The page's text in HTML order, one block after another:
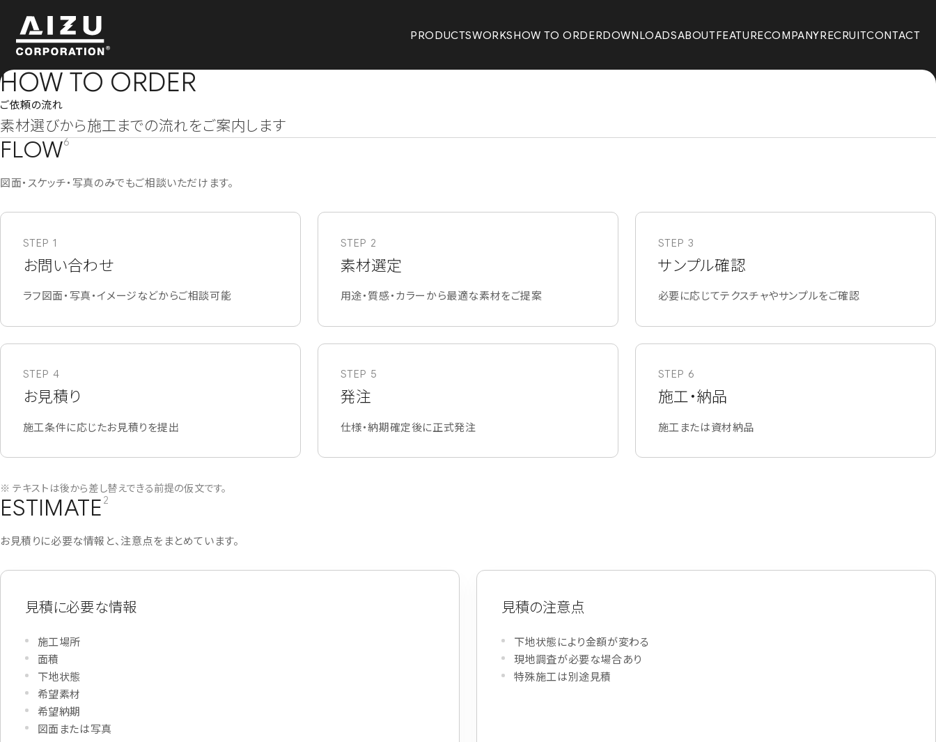
PRODUCTSWORKSHOW TO ORDERDOWNLOADSABOUTFEATURECOMPANYRECRUITCONTACT
HOW TO ORDER
ご依頼の流れ
素材選びから施工までの流れをご案内します
FLOW6
図面・スケッチ・写真のみでもご相談いただけます。
STEP 1
お問い合わせ
ラフ図面・写真・イメージなどからご相談可能
STEP 2
素材選定
用途・質感・カラーから最適な素材をご提案
STEP 3
サンプル確認
必要に応じてテクスチャやサンプルをご確認
STEP 4
お見積り
施工条件に応じたお見積りを提出
STEP 5
発注
仕様・納期確定後に正式発注
STEP 6
施工・納品
施工または資材納品
※ テキストは後から差し替えできる前提の仮文です。
ESTIMATE 2
お見積りに必要な情報と、注意点をまとめています。
見積に必要な情報
施工場所
面積
下地状態
希望素材
希望納期
図面または写真
見積の注意点
下地状態により金額が変わる
現地調査が必要な場合あり
特殊施工は別途見積